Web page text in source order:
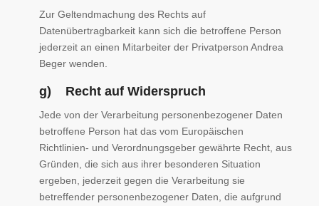
Zur Geltendmachung des Rechts auf
Datenübertragbarkeit kann sich die betroffene Person
jederzeit an einen Mitarbeiter der Privatperson Andrea
Beger wenden.
g) Recht auf Widerspruch
Jede von der Verarbeitung personenbezogener Daten
betroffene Person hat das vom Europäischen
Richtlinien- und Verordnungsgeber gewährte Recht, aus
Gründen, die sich aus ihrer besonderen Situation
ergeben, jederzeit gegen die Verarbeitung sie
betreffender personenbezogener Daten, die aufgrund